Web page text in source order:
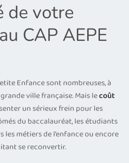
de votre
CAP AEPE
Enfance sont nombreuses, à
ville française. Mais lecoût
un sérieux frein pour les
du baccalauréat, les étudiants
les métiers de l’enfance ou encore
se reconvertir.